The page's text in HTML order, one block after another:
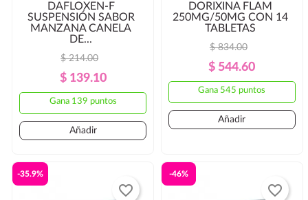
DAFLOXEN-F
SUSPENSIÓN SABOR
MANZANA CANELA
DE...
Precio
Regular
$ 214.00
Precio
$ 139.10
Gana 139 puntos
Añadir
DORIXINA FLAM
250MG/50MG CON 14
TABLETAS
Precio
Regular
$ 834.00
Precio
$ 544.60
Gana 545 puntos
Añadir
-35.9%
favorite_border
-46%
favorite_border